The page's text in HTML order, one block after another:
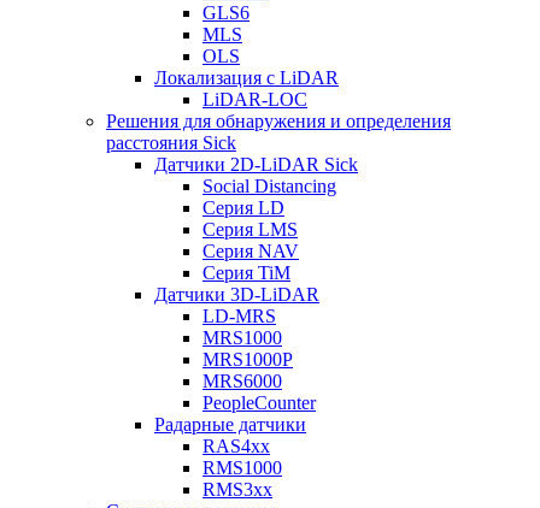
GLS6
MLS
OLS
Локализация с LiDAR
LiDAR-LOC
Решения для обнаружения и определения
расстояния Sick
Датчики 2D-LiDAR Sick
Social Distancing
Серия LD
Серия LMS
Серия NAV
Серия TiM
Датчики 3D-LiDAR
LD-MRS
MRS1000
MRS1000P
MRS6000
PeopleCounter
Радарные датчики
RAS4xx
RMS1000
RMS3xx